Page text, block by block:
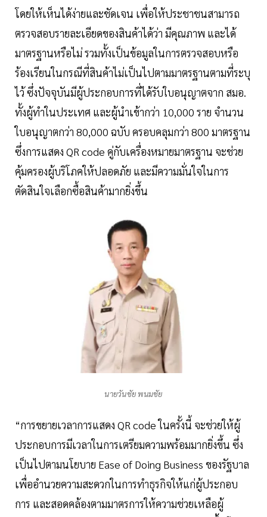
โดยให้เห็นได้ง่ายและชัดเจน เพื่อให้ประชาชนสามารถ
ตรวจสอบรายละเอียดของสินค้าได้ว่า มีคุณภาพ และได้
มาตรฐานหรือไม่ รวมทั้งเป็นข้อมูลในการตรวจสอบหรือ
ร้องเรียนในกรณีที่สินค้าไม่เป็นไปตามมาตรฐานตามที่ระบุ
ไว้ ซึ่งปัจจุบันมีผู้ประกอบการที่ได้รับใบอนุญาตจาก สมอ.
ทั้งผู้ทำในประเทศ และผู้นำเข้ากว่า 10,000 ราย จำนวน
ใบอนุญาตกว่า 80,000 ฉบับ ครอบคลุมกว่า 800 มาตรฐาน
ซึ่งการแสดง QR code คู่กับเครื่องหมายมาตรฐาน จะช่วย
คุ้มครองผู้บริโภคให้ปลอดภัย และมีความมั่นใจในการ
ตัดสินใจเลือกซื้อสินค้ามากยิ่งขึ้น
นายวันชัย พนมชัย
“การขยายเวลาการแสดง QR code ในครั้งนี้ จะช่วยให้ผู้
ประกอบการมีเวลาในการเตรียมความพร้อมมากยิ่งขึ้น ซึ่ง
เป็นไปตามนโยบาย Ease of Doing Business ของรัฐบาล
เพื่ออำนวยความสะดวกในการทำธุรกิจให้แก่ผู้ประกอบ
การ และสอดคล้องตามมาตรการให้ความช่วยเหลือผู้